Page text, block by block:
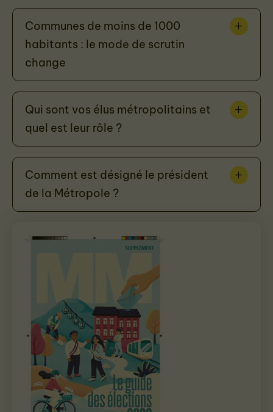
Communes de moins de 1000
habitants : le mode de scrutin
change
Qui sont vos élus métropolitains et
quel est leur rôle ?
Comment est désigné le président
de la Métropole ?